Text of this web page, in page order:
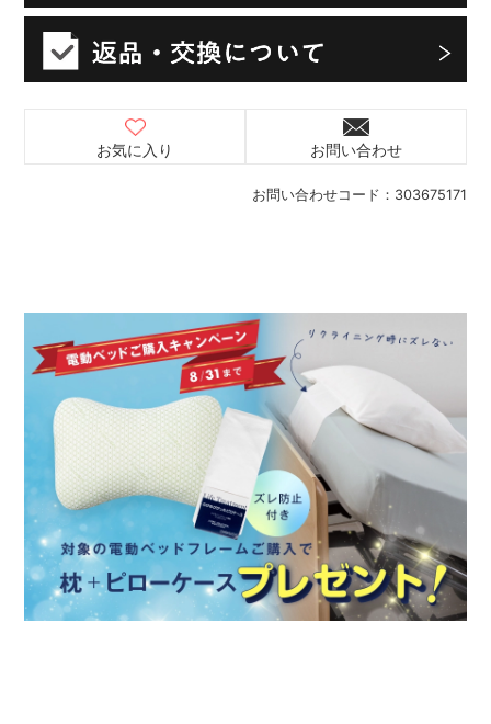
お問い合わせコード： 303675171
お気に入り お問い合わせ